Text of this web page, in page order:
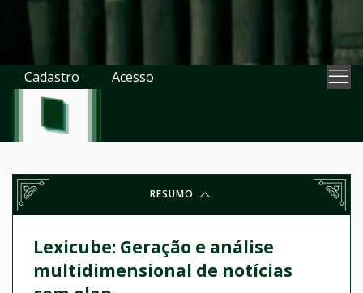
Cadastro Acesso
RESUMO
Lexicube: Geração e análise
multidimensional de notícias